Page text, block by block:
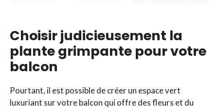
Choisir judicieusement la
plante grimpante pour votre
balcon
Pourtant, il est possible de créer un espace vert
luxuriant sur votre balcon qui offre des fleurs et du